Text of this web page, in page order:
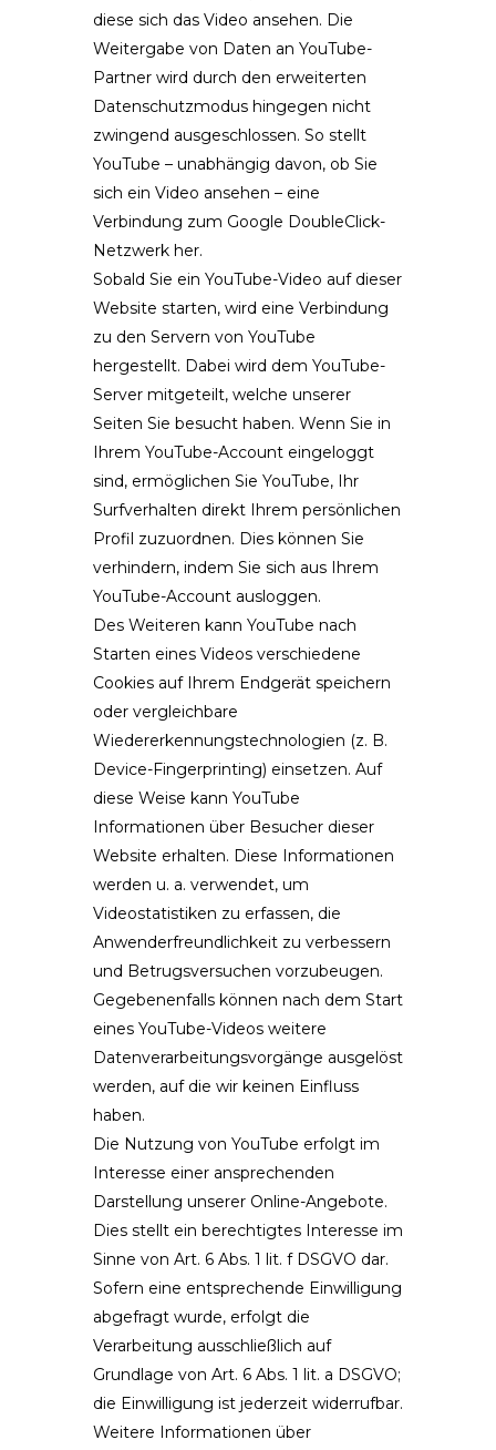
diese sich das Video ansehen. Die
Weitergabe von Daten an YouTube-
Partner wird durch den erweiterten
Datenschutzmodus hingegen nicht
zwingend ausgeschlossen. So stellt
YouTube – unabhängig davon, ob Sie
sich ein Video ansehen – eine
Verbindung zum Google DoubleClick-
Netzwerk her.
Sobald Sie ein YouTube-Video auf dieser
Website starten, wird eine Verbindung
zu den Servern von YouTube
hergestellt. Dabei wird dem YouTube-
Server mitgeteilt, welche unserer
Seiten Sie besucht haben. Wenn Sie in
Ihrem YouTube-Account eingeloggt
sind, ermöglichen Sie YouTube, Ihr
Surfverhalten direkt Ihrem persönlichen
Profil zuzuordnen. Dies können Sie
verhindern, indem Sie sich aus Ihrem
YouTube-Account ausloggen.
Des Weiteren kann YouTube nach
Starten eines Videos verschiedene
Cookies auf Ihrem Endgerät speichern
oder vergleichbare
Wiedererkennungstechnologien (z. B.
Device-Fingerprinting) einsetzen. Auf
diese Weise kann YouTube
Informationen über Besucher dieser
Website erhalten. Diese Informationen
werden u. a. verwendet, um
Videostatistiken zu erfassen, die
Anwenderfreundlichkeit zu verbessern
und Betrugsversuchen vorzubeugen.
Gegebenenfalls können nach dem Start
eines YouTube-Videos weitere
Datenverarbeitungsvorgänge ausgelöst
werden, auf die wir keinen Einfluss
haben.
Die Nutzung von YouTube erfolgt im
Interesse einer ansprechenden
Darstellung unserer Online-Angebote.
Dies stellt ein berechtigtes Interesse im
Sinne von Art. 6 Abs. 1 lit. f DSGVO dar.
Sofern eine entsprechende Einwilligung
abgefragt wurde, erfolgt die
Verarbeitung ausschließlich auf
Grundlage von Art. 6 Abs. 1 lit. a DSGVO;
die Einwilligung ist jederzeit widerrufbar.
Weitere Informationen über